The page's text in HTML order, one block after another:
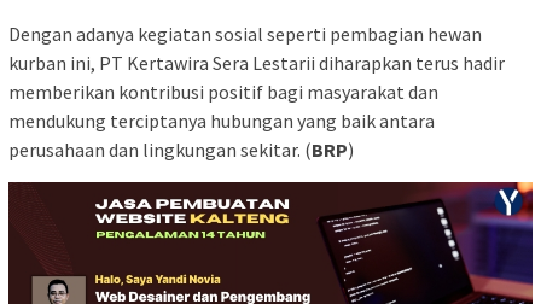
Dengan adanya kegiatan sosial seperti pembagian hewan
kurban ini, PT Kertawira Sera Lestarii diharapkan terus hadir
memberikan kontribusi positif bagi masyarakat dan
mendukung terciptanya hubungan yang baik antara
perusahaan dan lingkungan sekitar. (BRP)